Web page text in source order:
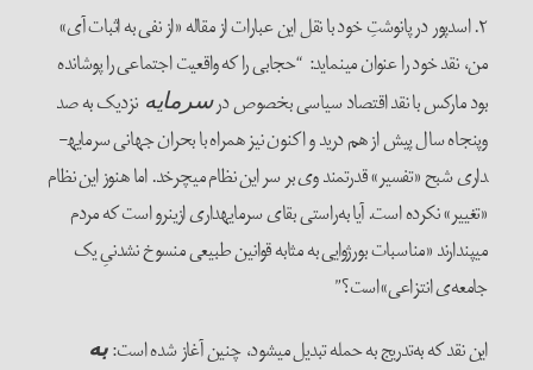
۲. اسدپور در پانوشتِ خود با نقل این عبارات از مقاله «از نفی به اثبات آی»
من، نقد خود را عنوان می­نماید: “حجابی را که واقعیت اجتماعی را پوشانده
بود مارکس با نقد اقتصاد سیاسی بخصوص درسرمایه نزدیک به صد
وپنجاه سال پیش از هم درید و اکنون نیز همراه با بحران جهانی سرمایه­
داری شبح «تفسیر» قدرتمند وی بر سر این نظام می­چرخد. اما هنوز این نظام
«تغییر» نکرده است. آیا به‌راستی بقای سرمایه­داری ازین­رو است که مردم
می­پندارند «مناسبات بورژوایی به مثابه قوانین طبیعی منسوخ نشدنیِ یک
جامعه‌ی انتزاعی»است؟”
این نقد که به‌تدریج به حمله تبدیل می­شود، چنین آغاز شده است:به